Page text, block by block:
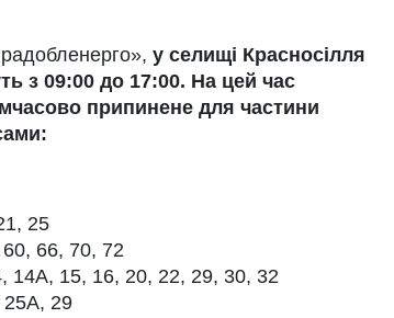
у селищі Красносілля
з 09:00 до 17:00. На цей час
припинене для частини
25
66, 70, 72
15, 16, 20, 22, 29, 30, 32
29